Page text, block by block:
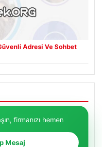
Adresi Ve Sohbet
firmanızı hemen
Mesaj